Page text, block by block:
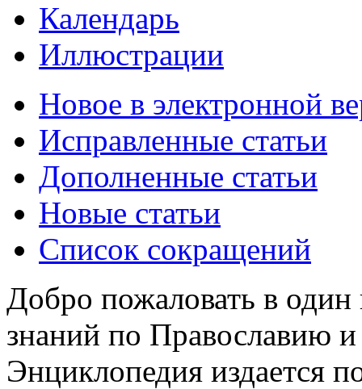
Календарь
Иллюстрации
Новое в электронной
Исправленные статьи
Дополненные статьи
Новые статьи
Список сокращений
Добро пожаловать в
знаний по Православию
Энциклопедия издается